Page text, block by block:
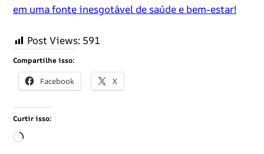
em uma fonte inesgotável de saúde e bem-estar!
Post Views: 591
Compartilhe isso:
Facebook X
Curtir isso:
C